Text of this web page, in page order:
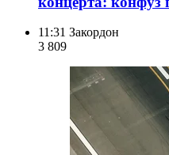
11:31 Закордон
3 809